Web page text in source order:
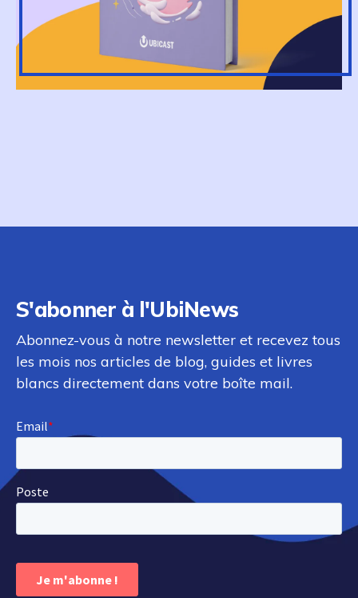
S'abonner à l'UbiNews
Abonnez-vous à notre newsletter et recevez tous
les mois nos articles de blog, guides et livres
blancs directement dans votre boîte mail.